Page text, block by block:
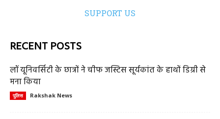
SUPPORT US
RECENT POSTS
लॉ यूनिवर्सिटी के छात्रों ने चीफ जस्टिस सूर्यकांत के हाथों डिग्री से
मना किया
पुलिस Rakshak News